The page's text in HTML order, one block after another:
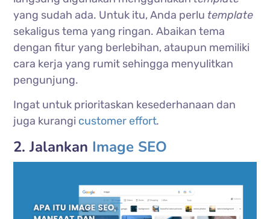
yang sudah ada. Untuk itu, Anda perlu template
sekaligus tema yang ringan. Abaikan tema
dengan fitur yang berlebihan, ataupun memiliki
cara kerja yang rumit sehingga menyulitkan
pengunjung.
Ingat untuk prioritaskan kesederhanaan dan
juga kurangi customer effort.
2. Jalankan Image SEO